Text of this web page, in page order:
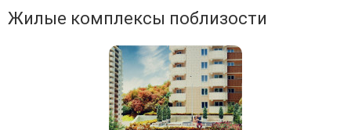
Жилые комплексы поблизости